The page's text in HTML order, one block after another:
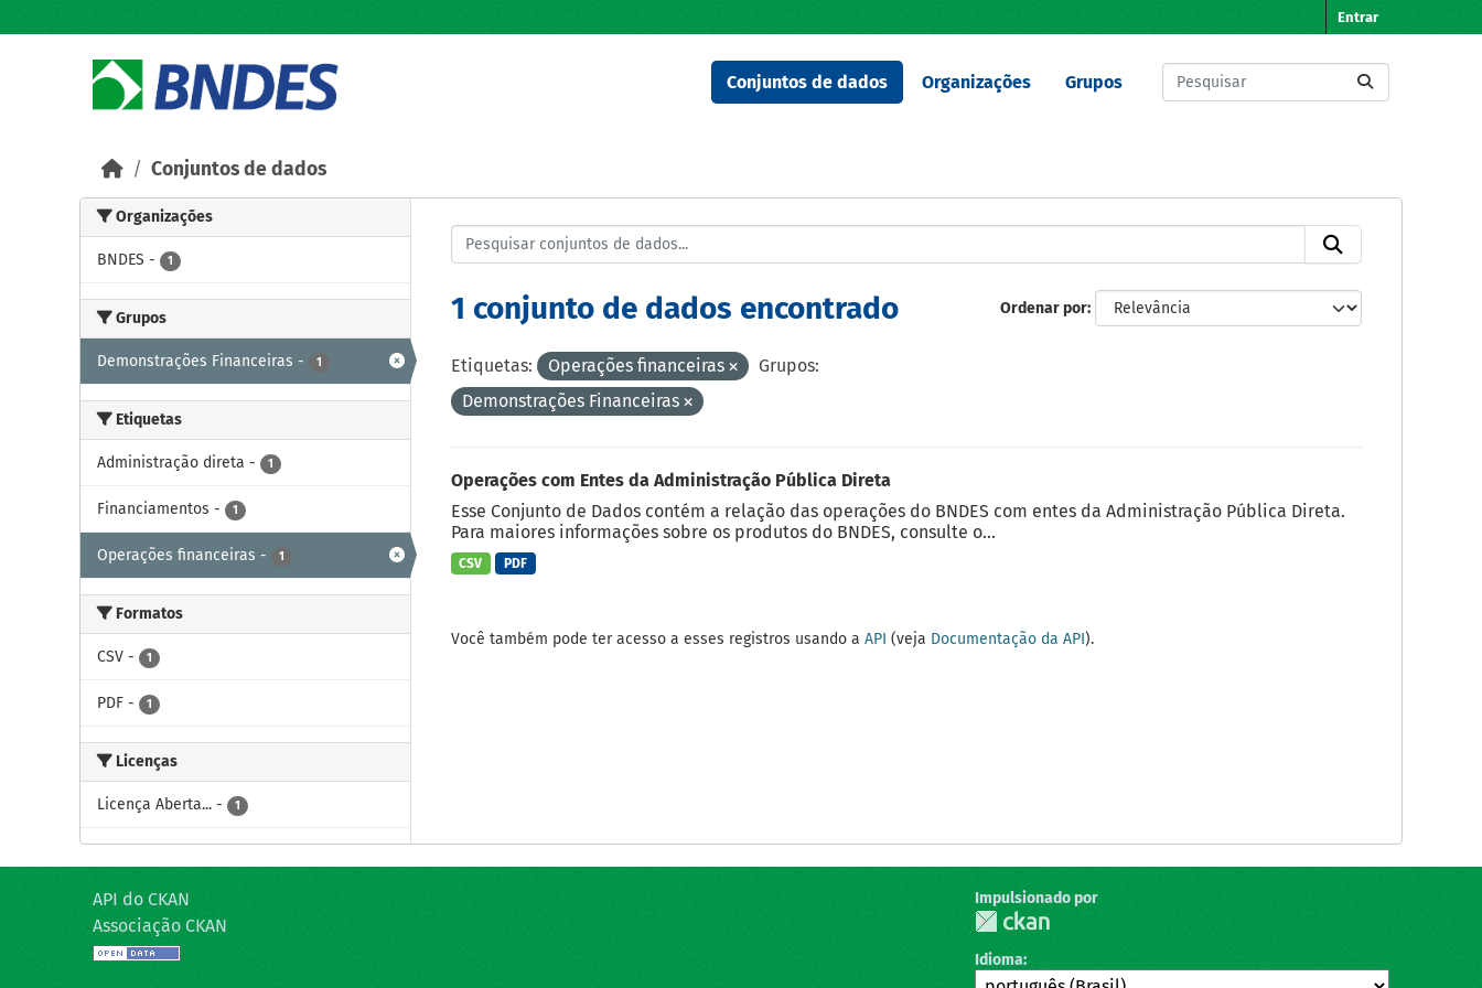
Entrar
Conjuntos de dados Organizações Grupos
Conjuntos de dados
Organizações
BNDES - 1
Grupos
Demonstrações Financeiras - 1
Etiquetas
Administração direta - 1
Financiamentos - 1
Operações financeiras - 1
Formatos
CSV - 1
PDF - 1
Licenças
Licença Aberta... - 1
Ordenar por
1 conjunto de dados encontrado
Etiquetas: Operações financeiras
Grupos:
Demonstrações Financeiras
Operações com Entes da Administração Pública Direta
Esse Conjunto de Dados contém a relação das operações do BNDES com entes da Administração Pública Direta.
Para maiores informações sobre os produtos do BNDES, consulte o...
CSV PDF
Você também pode ter acesso a esses registros usando a API (veja Documentação da API).
API do CKAN
Associação CKAN
Impulsionado por
Idioma